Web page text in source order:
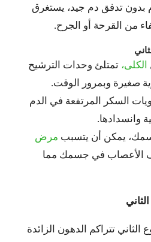
بدون تدفق دم جيد، يستغرق
من القرحة أو الجرح.
الكلى، تمتلئ وحدات الترشيح
صغيرة وبمرور الوقت.
السكر المرتفعة في الدم
وانسدادها.
يمكن أن يتسبب مرض
الأعصاب في جسمك مما
تتراكم الدهون الزائدة